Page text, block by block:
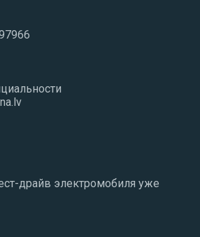
драйв электромобиля уже